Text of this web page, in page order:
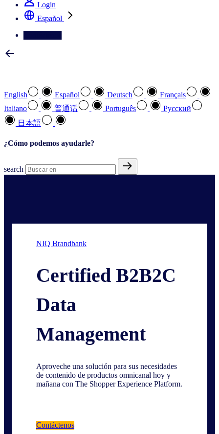
Login
Español
English Español Deutsch
Français
Italiano
普通话 Português
Pусский
日本語
¿Cómo podemos ayudarle?
search
NIQ Brandbank
Certified B2B2C
Data
Management
Aproveche una solución para sus necesidades
de contenido de productos omnicanal hoy y
mañana con The Shopper Experience Platform.
Contáctenos